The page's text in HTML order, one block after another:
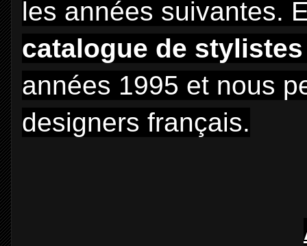
les années suivantes.
catalogue de stylistes
années 1995 et nous
designers français.